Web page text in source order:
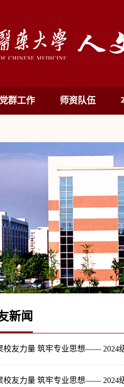
群工作 师资队伍
新闻
校友力量 筑牢专业思想—— 2024